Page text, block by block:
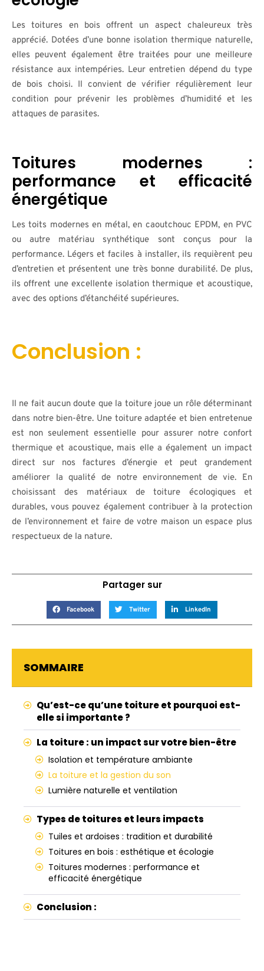
Les toitures en bois offrent un aspect chaleureux très
apprécié. Dotées d’une bonne isolation thermique naturelle,
elles peuvent également être traitées pour une meilleure
résistance aux intempéries. Leur entretien dépend du type
de bois choisi. Il convient de vérifier régulièrement leur
condition pour prévenir les problèmes d’humidité et les
attaques de parasites.
Toitures modernes :
performance et efficacité
énergétique
Les toits modernes en métal, en caoutchouc EPDM, en PVC
ou autre matériau synthétique sont conçus pour la
performance. Légers et faciles à installer, ils requièrent peu
d’entretien et présentent une très bonne durabilité. De plus,
ils offrent une excellente isolation thermique et acoustique,
avec des options d’étanchéité supérieures.
Conclusion :
Il ne fait aucun doute que la toiture joue un rôle déterminant
dans notre bien-être. Une toiture adaptée et bien entretenue
est non seulement essentielle pour assurer notre confort
thermique et acoustique, mais elle a également un impact
direct sur nos factures d’énergie et peut grandement
améliorer la qualité de notre environnement de vie. En
choisissant des matériaux de toiture écologiques et
durables, vous pouvez également contribuer à la protection
de l’environnement et faire de votre maison un espace plus
respectueux de la nature.
Partager sur
Facebook Twitter LinkedIn
SOMMAIRE
Qu’est-ce qu’une toiture et pourquoi est-
elle si importante ?
La toiture : un impact sur votre bien-être
Isolation et température ambiante
La toiture et la gestion du son
Lumière naturelle et ventilation
Types de toitures et leurs impacts
Tuiles et ardoises : tradition et durabilité
Toitures en bois : esthétique et écologie
Toitures modernes : performance et
efficacité énergétique
Conclusion :